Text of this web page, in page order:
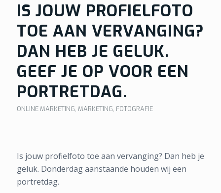
IS JOUW PROFIELFOTO
TOE AAN VERVANGING?
DAN HEB JE GELUK.
GEEF JE OP VOOR EEN
PORTRETDAG.
ONLINE MARKETING, MARKETING, FOTOGRAFIE
Is jouw profielfoto toe aan vervanging? Dan heb je
geluk. Donderdag aanstaande houden wij een
portretdag.